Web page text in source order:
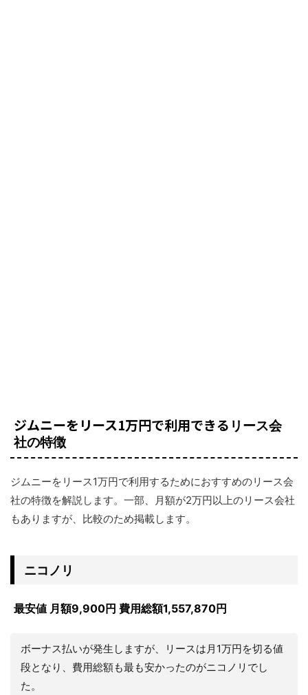
ジムニーをリース1万円で利用できる リース会
社の特徴
ジムニーをリース1万円で利用するためにおすすめのリース会
社の特徴を解説します。一部、月額が2万円以上のリース会社
もありますが、比較のため掲載します。
ニコノリ
最安値 月額9,900円 費用総額1,557,870円
ボーナス払いが発生しますが、リースは月1万円を切る値
段となり、費用総額も最も安かったのがニコノリでし
た。